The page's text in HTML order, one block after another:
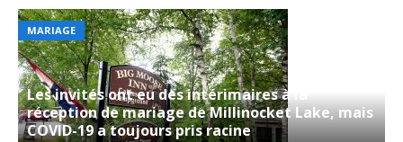
MARIAGE
Les invités ont eu des intérimaires à la
réception de mariage de Millinocket Lake, mais
COVID-19 a toujours pris racine